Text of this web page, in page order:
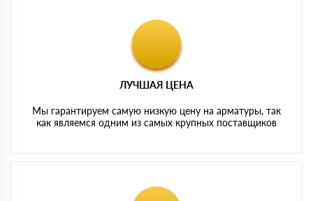
ЛУЧШАЯ ЦЕНА
Мы гарантируем самую низкую цену на арматуры, так
как являемся одним из самых крупных поставщиков